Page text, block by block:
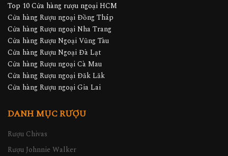
Top 10 Cửa hàng rượu ngoại HCM
Cửa hàng Rượu ngoại Đồng Tháp
Cửa hàng Rượu ngoại Nha Trang
Cửa hàng Rượu Ngoại Vũng Tàu
Cửa hàng Rượu Ngoại Đà Lạt
Cửa hàng Rượu ngoại Cà Mau
Cửa hàng Rượu ngoại Đăk Lăk
Cửa hàng Rượu ngoại Gia Lai
DANH MỤC RƯỢU
Rượu Chivas
Rượu Johnnie Walker